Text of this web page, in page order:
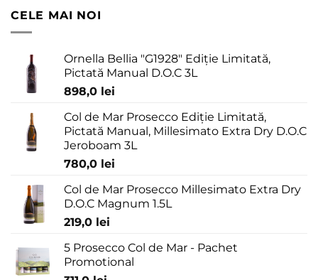
CELE MAI NOI
Ornella Bellia "G1928" Ediție Limitată,
Pictată Manual D.O.C 3L
898,0 lei
Col de Mar Prosecco Ediție Limitată,
Pictată Manual, Millesimato Extra Dry D.O.C
Jeroboam 3L
780,0 lei
Col de Mar Prosecco Millesimato Extra Dry
D.O.C Magnum 1.5L
219,0 lei
5 Prosecco Col de Mar - Pachet
Promotional